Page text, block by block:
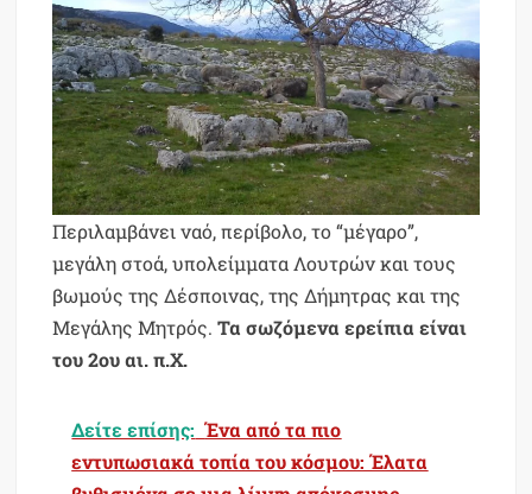
Περιλαμβάνει ναό, περίβολο, το “μέγαρο”,
μεγάλη στοά, υπολείμματα Λουτρών και τους
βωμούς της Δέσποινας, της Δήμητρας και της
Μεγάλης Μητρός.Τα σωζόμενα ερείπια είναι
του 2ου αι. π.Χ.
Δείτε επίσης: Ένα από τα πιο
εντυπωσιακά τοπία του κόσμου: Έλατα